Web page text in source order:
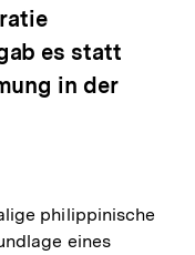
es statt
in der
philippinische
eines